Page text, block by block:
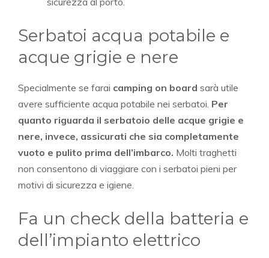
Serbatoi acqua potabile e
acque grigie e nere
Specialmente se farai camping on board sarà utile
avere sufficiente acqua potabile nei serbatoi. Per
quanto riguarda il serbatoio delle acque grigie e
nere, invece, assicurati che sia completamente
vuoto e pulito prima dell’imbarco. Molti traghetti
non consentono di viaggiare con i serbatoi pieni per
motivi di sicurezza e igiene.
Fa un check della batteria e
dell’impianto elettrico